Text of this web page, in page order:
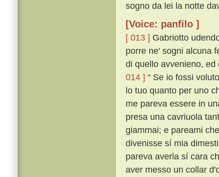
sogno da lei la notte
[Voice: panfilo ]
[ 013 ] Gabriotto
porre ne' sogni alcuna
di quello avvenieno,
014 ] “ Se io fossi
lo tuo quanto per uno
me pareva essere in
presa una cavriuola
giammai; e pareami
divenisse sí mia
pareva averla sí cara
aver messo un collar